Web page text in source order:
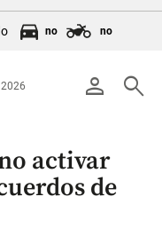
no no
person search
activar
de